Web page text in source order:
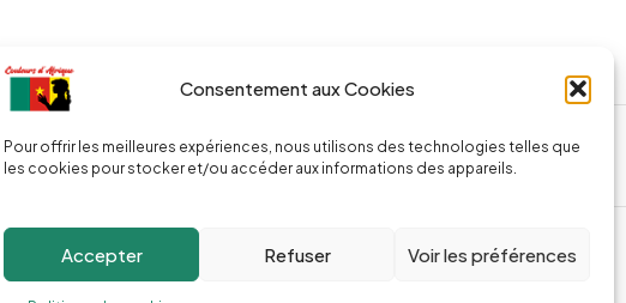
Consentement aux Cookies
Pour offrir les meilleures expériences, nous utilisons des technologies telles que
les cookies pour stocker et/ou accéder aux informations des appareils.
Accepter Refuser Voir les préférences
un message Appeler la boutique
(+262) 0262 43 50 38